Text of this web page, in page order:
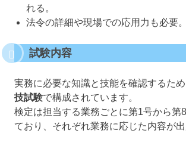
れる。
法令の詳細や現場での応用力も必要。
試験内容
実務に必要な知識と技能を確認するため
技試験で構成されています。
検定は担当する業務ごとに第1号から第
ており、それぞれ業務に応じた内容が出